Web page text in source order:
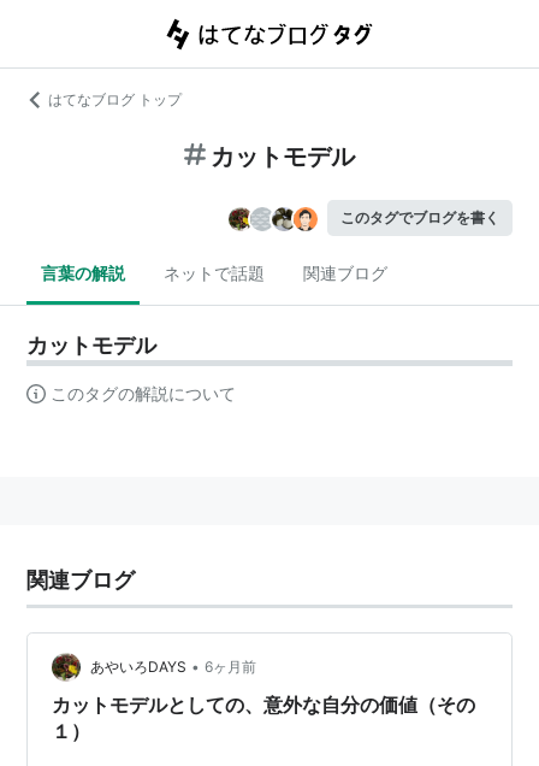
はてなブログ トップ
カットモデル
このタグでブログを書く
言葉の解説 ネットで話題 関連ブログ
カットモデル
このタグの解説について
関連ブログ
あやいろDAYS • 6ヶ月前
カットモデルとしての、意外な自分の価値（その
１）